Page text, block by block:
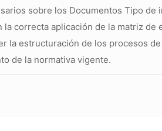
sobre los Documentos Tipo de
correcta aplicación de la matriz de
la estructuración de los procesos
de la normativa vigente.